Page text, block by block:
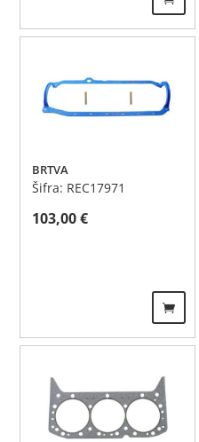
BRTVA
Šifra: REC17971
103,00€